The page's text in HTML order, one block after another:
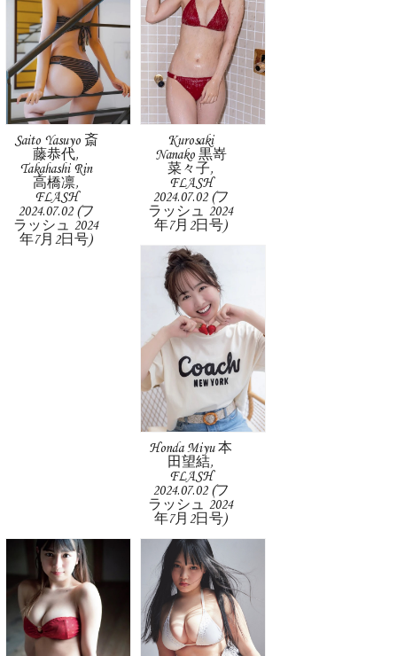
Saito Yasuyo 斎
藤恭代,
Takahashi Rin
高橋凛,
FLASH
2024.07.02 (フ
ラッシュ 2024
年7月2日号)
Kurosaki
Nanako 黒嵜
菜々子,
FLASH
2024.07.02 (フ
ラッシュ 2024
年7月2日号)
Honda Miyu 本
田望結,
FLASH
2024.07.02 (フ
ラッシュ 2024
年7月2日号)